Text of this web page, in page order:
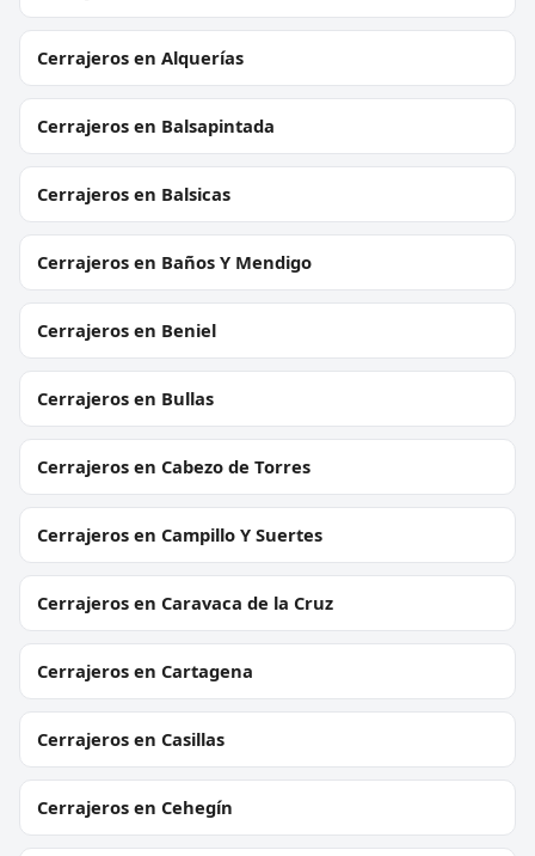
Cerrajeros en Alquerías
Cerrajeros en Balsapintada
Cerrajeros en Balsicas
Cerrajeros en Baños Y Mendigo
Cerrajeros en Beniel
Cerrajeros en Bullas
Cerrajeros en Cabezo de Torres
Cerrajeros en Campillo Y Suertes
Cerrajeros en Caravaca de la Cruz
Cerrajeros en Cartagena
Cerrajeros en Casillas
Cerrajeros en Cehegín